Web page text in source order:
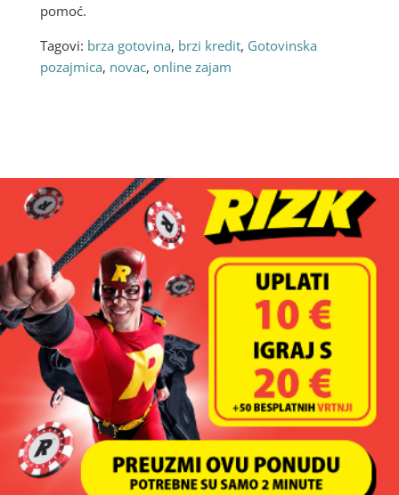
pomoć.
Tagovi: brza gotovina, brzi kredit, Gotovinska
pozajmica, novac, online zajam